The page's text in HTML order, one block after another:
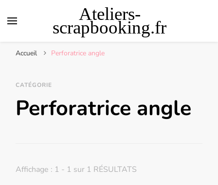
Ateliers-
scrapbooking.fr
Accueil Perforatrice angle
CATÉGORIE
Perforatrice angle
Affichage : 1 - 1 sur 1 RÉSULTATS